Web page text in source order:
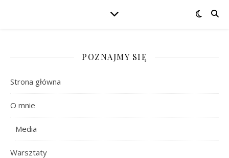
POZNAJMY SIĘ
Strona główna
O mnie
Media
Warsztaty